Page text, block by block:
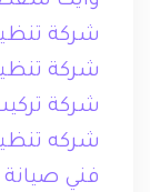
شركة
شركة
شركة
شركه
فني